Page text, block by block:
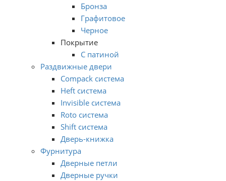
Бронза
Графитовое
Черное
Покрытие
С патиной
Раздвижные двери
Compack система
Heft система
Invisible система
Roto система
Shift система
Дверь-книжка
Фурнитура
Дверные петли
Дверные ручки